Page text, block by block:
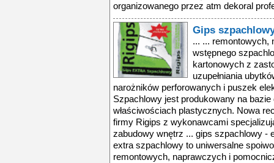
organizowanego przez atm dekoral
Gips
... ... remontowych,
wstępnego
kartonowych z
uzupełniania
narożników perforowanych i puszek
Szpachlowy jest produkowany na
właściwościach plastycznych. Nowa
firmy Rigips z wykonawcami
zabudowy wnętrz ... gips szpachlowy -
extra szpachlowy to uniwersalne
remontowych, naprawczych i